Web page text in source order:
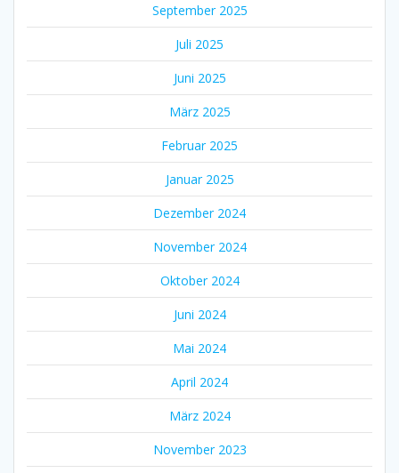
September 2025
Juli 2025
Juni 2025
März 2025
Februar 2025
Januar 2025
Dezember 2024
November 2024
Oktober 2024
Juni 2024
Mai 2024
April 2024
März 2024
November 2023